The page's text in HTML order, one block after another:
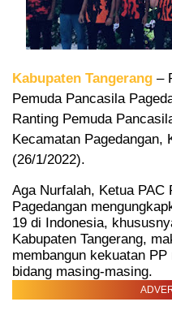
Kabupaten Tangerang –
Pemuda Pancasila
Ranting Pemuda
Kecamatan Pagedangan,
(26/1/2022).
Aga Nurfalah, Ketua PAC
Pagedangan
19 di Indonesia,
Kabupaten Tangerang,
membangun kekuatan
bidang masing-masing.